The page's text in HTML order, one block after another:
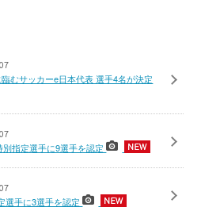
むサッカーe日本代表 選手4名が決定
別指定選手に9選手を認定
選手に3選手を認定